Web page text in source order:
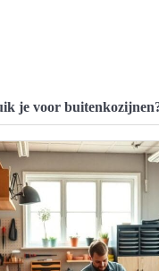
je voor